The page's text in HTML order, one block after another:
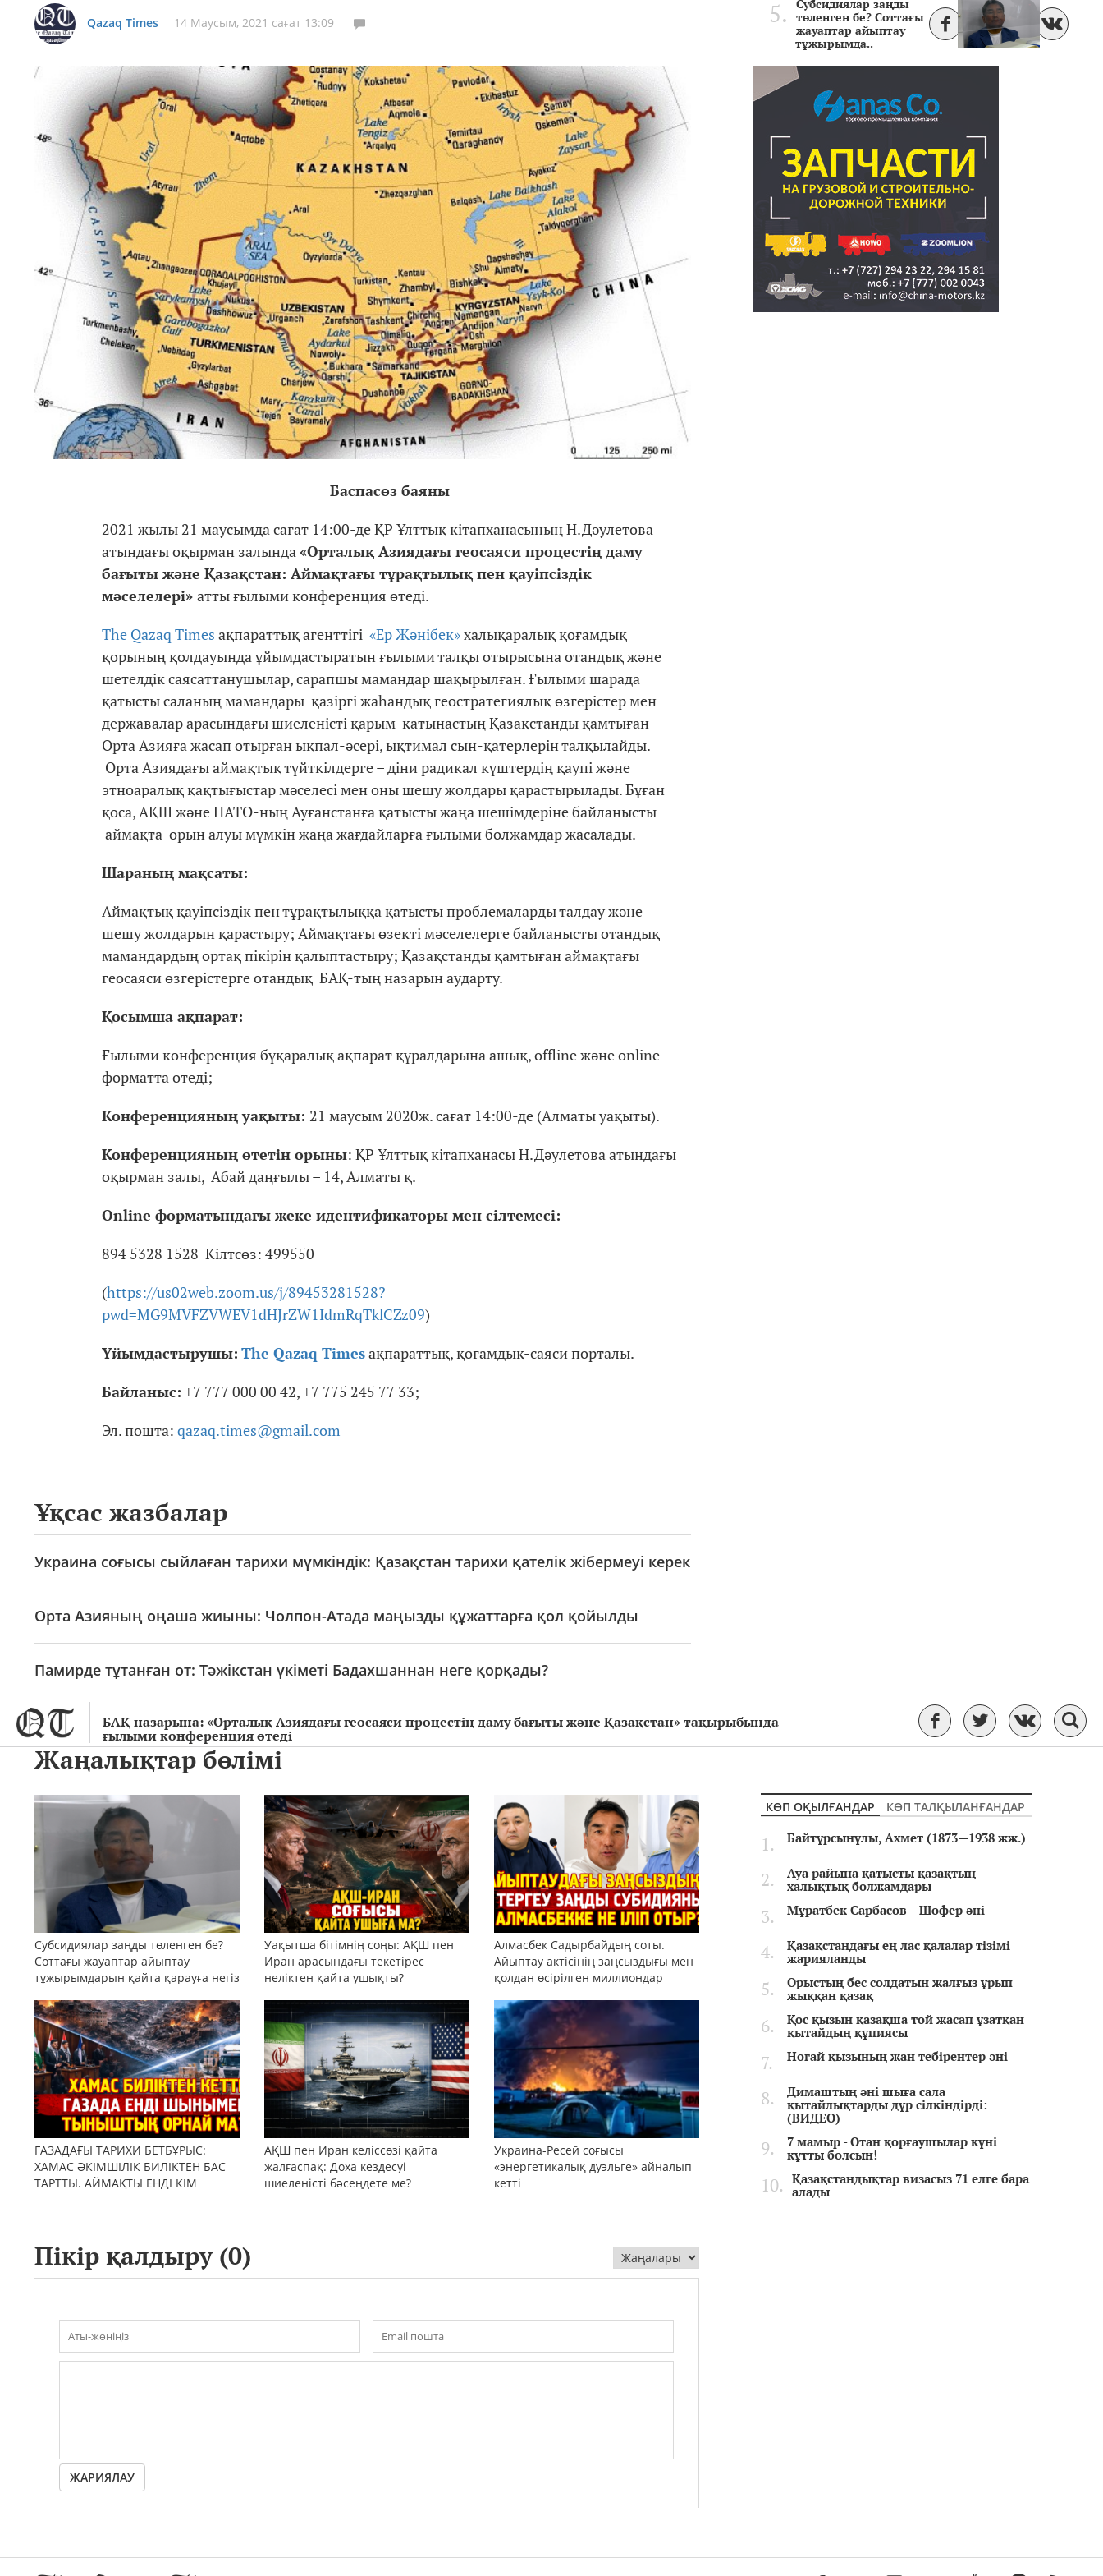
БАҚ назарына: «Орталық Азиядағы геосаяси процестің даму бағыты және Қазақстан» тақырыбында
ғылыми конференция өтеді
Qazaq Times 14 Маусым, 2021 сағат 13:09
Баспасөз баяны
2021 жылы 21 маусымда сағат 14:00-де ҚР Ұлттық кітапханасының Н.Дәулетова
атындағы оқырман залында«Орталық Азиядағы геосаяси процестің даму
бағыты және Қазақстан: Аймақтағы тұрақтылық пен қауіпсіздік
мәселелері» атты ғылыми конференция өтеді.
The Qazaq Times ақпараттық агенттігі «Ер Жәнібек»халықаралық қоғамдық
қорының қолдауында ұйымдастыратын ғылыми талқы отырысына отандық және
шетелдік саясаттанушылар, сарапшы мамандар шақырылған. Ғылыми шарада
қатысты саланың мамандары қазіргі жаһандық геостратегиялық өзгерістер мен
державалар арасындағы шиеленісті қарым-қатынастың Қазақстанды қамтыған
Орта Азияға жасап отырған ықпал-әсері, ықтимал сын-қатерлерін талқылайды.
Орта Азиядағы аймақтық түйткілдерге – діни радикал күштердің қаупі және
этноаралық қақтығыстар мәселесі мен оны шешу жолдары қарастырылады. Бұған
қоса, АҚШ және НАТО-ның Ауғанстанға қатысты жаңа шешімдеріне байланысты
аймақта орын алуы мүмкін жаңа жағдайларға ғылыми болжамдар жасалады.
Шараның мақсаты:
Аймақтық қауіпсіздік пен тұрақтылыққа қатысты проблемаларды талдау және
шешу жолдарын қарастыру; Аймақтағы өзекті мәселелерге байланысты отандық
мамандардың ортақ пікірін қалыптастыру; Қазақстанды қамтыған аймақтағы
геосаяси өзгерістерге отандық БАҚ-тың назарын аударту.
Қосымша ақпарат:
Ғылыми конференция бұқаралық ақпарат құралдарына ашық, offline және online
форматта өтеді;
Конференцияның уақыты: 21 маусым 2020ж. сағат 14:00-де (Алматы уақыты).
Конференцияның өтетін орыны: ҚР Ұлттық кітапханасы Н.Дәулетова атындағы
оқырман залы, Абай даңғылы – 14, Алматы қ.
Online форматындағы жеке идентификаторы менсілтемесі:
894 5328 1528 Кілтсөз: 499550
(https://us02web.zoom.us/j/89453281528?
pwd=MG9MVFZVWEV1dHJrZW1IdmRqTklCZz09)
Ұйымдастырушы: The Qazaq Timesақпараттық, қоғамдық-саяси порталы.
Байланыс: +7 777 000 00 42, +7 775 245 77 33;
Эл. пошта: qazaq.times@gmail.com
Ұқсас жазбалар
Украина соғысы сыйлаған тарихи мүмкіндік: Қазақстан тарихи қателік жібермеуі керек
Орта Азияның оңаша жиыны: Чолпон-Атада маңызды құжаттарға қол қойылды
Памирде тұтанған от: Тәжікстан үкіметі Бадахшаннан неге қорқады?
Субсидиялар заңды
төленген бе? Соттағы
жауаптар айыптау
тұжырымда..
Жаңалықтар бөлімі
Субсидиялар заңды төленген бе?
Соттағы жауаптар айыптау
тұжырымдарын қайта қарауға негіз
Уақытша бітімнің соңы: АҚШ пен
Иран арасындағы текетірес
неліктен қайта ушықты?
Алмасбек Садырбайдың соты.
Айыптау актісінің заңсыздығы мен
қолдан өсірілген миллиондар
ГАЗАДАҒЫ ТАРИХИ БЕТБҰРЫС:
ХАМАС ӘКІМШІЛІК БИЛІКТЕН БАС
ТАРТТЫ. АЙМАҚТЫ ЕНДІ КІМ
АҚШ пен Иран келіссөзі қайта
жалғаспақ: Доха кездесуі
шиеленісті бәсеңдете ме?
Украина-Ресей соғысы
«энергетикалық дуэльге» айналып
кетті
Пікір қалдыру (0)
ЖАРИЯЛАУ
КӨП ОҚЫЛҒАНДАР
КӨП ТАЛҚЫЛАНҒАНДАР
Байтұрсынұлы, Ахмет (1873—1938 жж.)
Ауа райына қатысты қазақтың
халықтық болжамдары
Мұратбек Сарбасов – Шофер әні
Қазақстандағы ең лас қалалар тізімі
жарияланды
Орыстың бес солдатын жалғыз ұрып
жыққан қазақ
Қос қызын қазақша той жасап ұзатқан
қытайдың құпиясы
Ноғай қызының жан тебірентер әні
Димаштың әні шыға сала
қытайлықтарды дүр сілкіндірді:
(ВИДЕО)
7 мамыр - Отан қорғаушылар күні
құтты болсын!
Қазақстандықтар визасыз 71 елге бара
алады